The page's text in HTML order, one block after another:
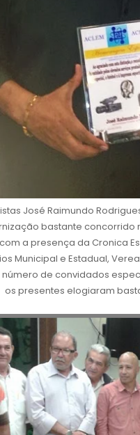
José Raimundo
bastante concorrido
a presença da Cronica
Municipal e Estadual,
de convidados
os presentes elogiaram